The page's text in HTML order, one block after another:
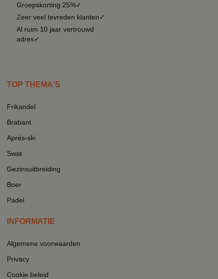
Groepskorting 25%✓
Zeer veel tevreden klanten✓
Al ruim 10 jaar vertrouwd
adres✓
TOP THEMA'S
Frikandel
Brabant
Après-ski
Swat
Gezinsuitbreiding
Boer
Padel
INFORMATIE
Algemene voorwaarden
Privacy
Cookie beleid